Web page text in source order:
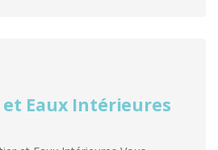
et Eaux Intérieures